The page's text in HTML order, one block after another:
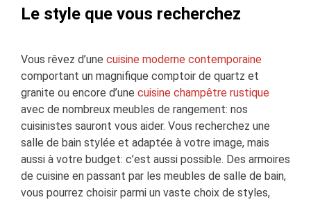
Le style que vous recherchez
Vous rêvez d’une cuisine moderne contemporaine
comportant un magnifique comptoir de quartz et
granite ou encore d’une cuisine champêtre rustique
avec de nombreux meubles de rangement: nos
cuisinistes sauront vous aider. Vous recherchez une
salle de bain stylée et adaptée à votre image, mais
aussi à votre budget: c’est aussi possible. Des armoires
de cuisine en passant par les meubles de salle de bain,
vous pourrez choisir parmi un vaste choix de styles,